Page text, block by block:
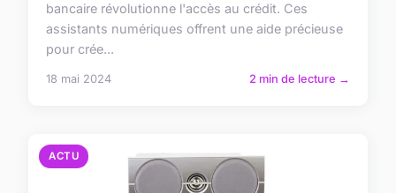
bancaire révolutionne l'accès au crédit. Ces
assistants numériques offrent une aide précieuse
pour crée...
18 mai 2024 2 min de lecture →
ACTU